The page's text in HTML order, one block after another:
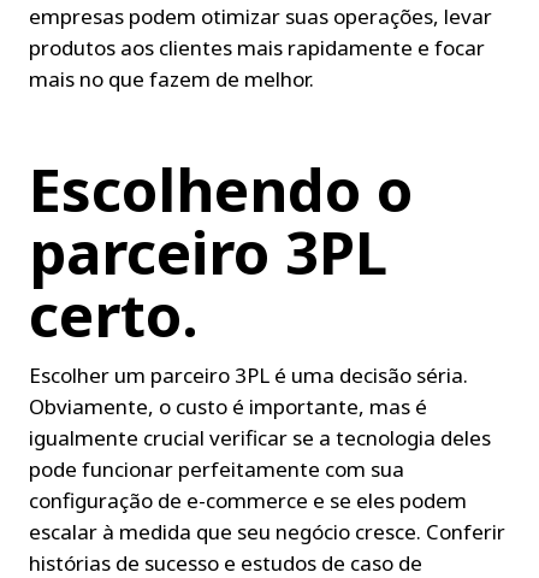
empresas podem otimizar suas operações, levar
produtos aos clientes mais rapidamente e focar
mais no que fazem de melhor.
Escolhendo o
parceiro 3PL
certo.
Escolher um parceiro 3PL é uma decisão séria.
Obviamente, o custo é importante, mas é
igualmente crucial verificar se a tecnologia deles
pode funcionar perfeitamente com sua
configuração de e-commerce e se eles podem
escalar à medida que seu negócio cresce. Conferir
histórias de sucesso e estudos de caso de